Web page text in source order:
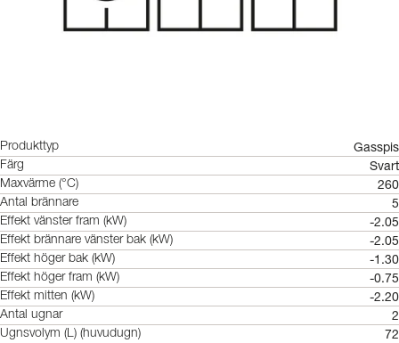
Produkttyp Gasspis
Färg Svart
Maxvärme (°C) 260
Antal brännare 5
Effekt vänster fram (kW) -2.05
Effekt brännare vänster bak (kW) -2.05
Effekt höger bak (kW) -1.30
Effekt höger fram (kW) -0.75
Effekt mitten (kW) -2.20
Antal ugnar 2
Ugnsvolym (L) (huvudugn) 72